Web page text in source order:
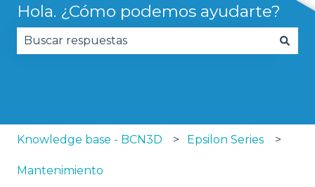
Hola. ¿Cómo podemos ayudarte?
Knowledge base - BCN3D Epsilon Series
Mantenimiento